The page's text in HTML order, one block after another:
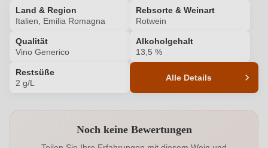
Land & Region
Italien, Emilia Romagna
Rebsorte & Weinart
Rotwein
Qualität
Vino Generico
Alkoholgehalt
13,5 %
Restsüße
2 g/L
Alle Details
Alkoholgehalt in % 13,5 %
Noch keine Bewertungen